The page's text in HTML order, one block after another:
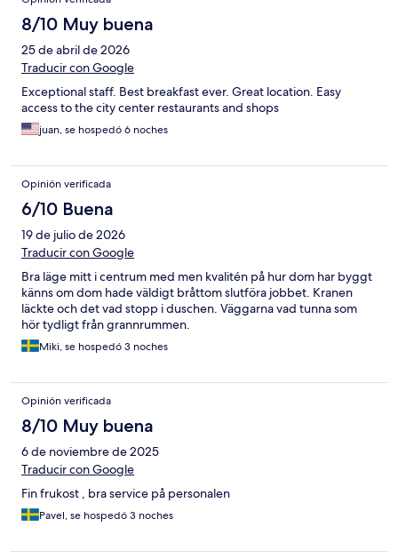
8/10 Muy buena
25 de abril de 2026
Traducir con Google
Exceptional staff. Best breakfast ever. Great location. Easy
access to the city center restaurants and shops
juan, se hospedó 6 noches
Opinión verificada
6/10 Buena
19 de julio de 2026
Traducir con Google
Bra läge mitt i centrum med men kvalitén på hur dom har byggt
känns om dom hade väldigt bråttom slutföra jobbet. Kranen
läckte och det vad stopp i duschen. Väggarna vad tunna som
hör tydligt från grannrummen.
Miki, se hospedó 3 noches
Opinión verificada
8/10 Muy buena
6 de noviembre de 2025
Traducir con Google
Fin frukost , bra service på personalen
Pavel, se hospedó 3 noches